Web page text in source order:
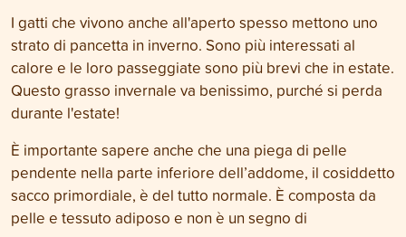
I gatti che vivono anche all'aperto spesso mettono uno
strato di pancetta in inverno. Sono più interessati al
calore e le loro passeggiate sono più brevi che in estate.
Questo grasso invernale va benissimo, purché si perda
durante l'estate!
È importante sapere anche che una piega di pelle
pendente nella parte inferiore dell’addome, il cosiddetto
sacco primordiale, è del tutto normale. È composta da
pelle e tessuto adiposo e non è un segno di